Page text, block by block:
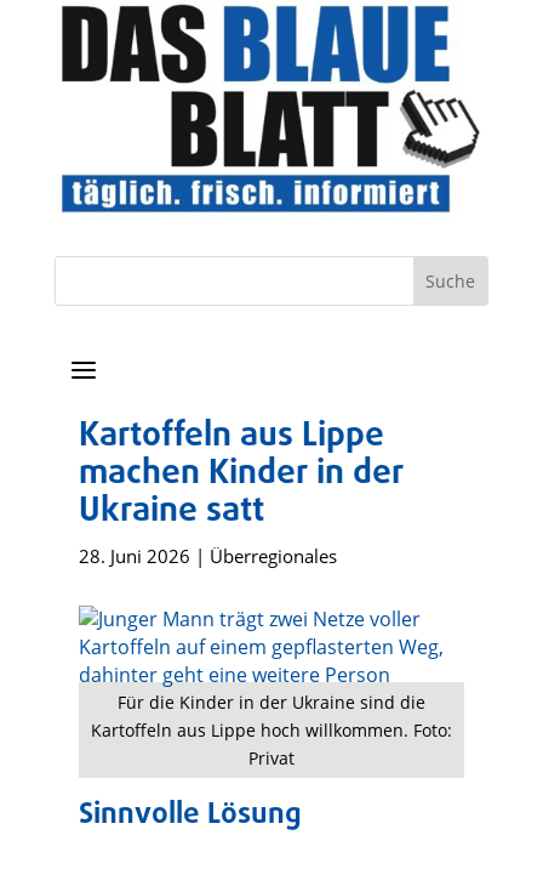
a
Kartoffeln aus Lippe
machen Kinder in der
Ukraine satt
28. Juni 2026 | Überregionales
Für die Kinder in der Ukraine sind die
Kartoffeln aus Lippe hoch willkommen. Foto:
Privat
Sinnvolle Lösung